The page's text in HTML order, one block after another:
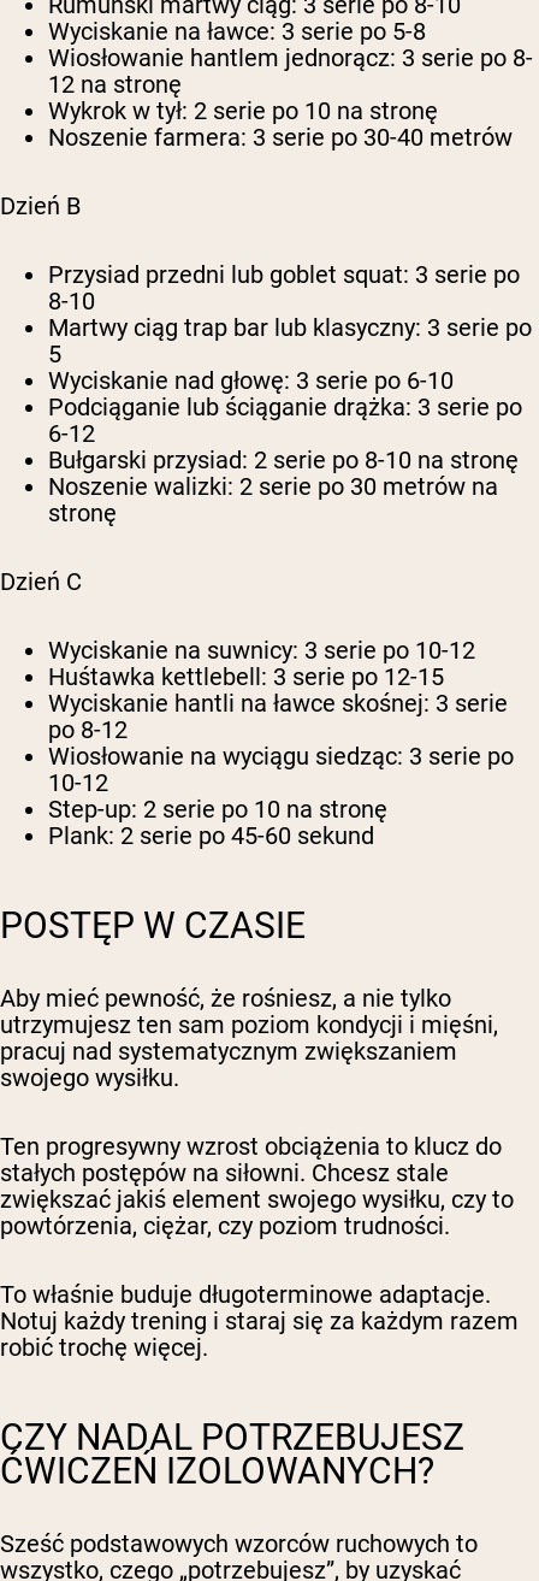
Wyciskanie na ławce: 3 serie po 5-8
Wiosłowanie hantlem jednorącz: 3 serie po 8-
12 na stronę
Wykrok w tył: 2 serie po 10 na stronę
Noszenie farmera: 3 serie po 30-40 metrów
Dzień B
Przysiad przedni lub goblet squat: 3 serie po
8-10
Martwy ciąg trap bar lub klasyczny: 3 serie po
5
Wyciskanie nad głowę: 3 serie po 6-10
Podciąganie lub ściąganie drążka: 3 serie po
6-12
Bułgarski przysiad: 2 serie po 8-10 na stronę
Noszenie walizki: 2 serie po 30 metrów na
stronę
Dzień C
Wyciskanie na suwnicy: 3 serie po 10-12
Huśtawka kettlebell: 3 serie po 12-15
Wyciskanie hantli na ławce skośnej: 3 serie
po 8-12
Wiosłowanie na wyciągu siedząc: 3 serie po
10-12
Step-up: 2 serie po 10 na stronę
Plank: 2 serie po 45-60 sekund
POSTĘP W CZASIE
Aby mieć pewność, że rośniesz, a nie tylko
utrzymujesz ten sam poziom kondycji i mięśni,
pracuj nad systematycznym zwiększaniem
swojego wysiłku.
Ten progresywny wzrost obciążenia to klucz do
stałych postępów na siłowni. Chcesz stale
zwiększać jakiś element swojego wysiłku, czy to
powtórzenia, ciężar, czy poziom trudności.
To właśnie buduje długoterminowe adaptacje.
Notuj każdy trening i staraj się za każdym razem
robić trochę więcej.
CZY NADAL POTRZEBUJESZ
ĆWICZEŃ IZOLOWANYCH?
Sześć podstawowych wzorców ruchowych to
wszystko, czego „potrzebujesz”, by uzyskać